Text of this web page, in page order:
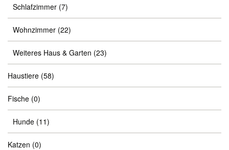
Schlafzimmer (7)
Wohnzimmer (22)
Weiteres Haus & Garten (23)
Haustiere (58)
Fische (0)
Hunde (11)
Katzen (0)